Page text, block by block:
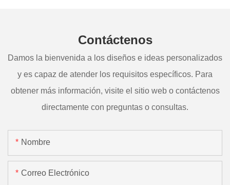
Contáctenos
Damos la bienvenida a los diseños e ideas personalizados
y es capaz de atender los requisitos específicos. Para
obtener más información, visite el sitio web o contáctenos
directamente con preguntas o consultas.
Nombre
Correo Electrónico